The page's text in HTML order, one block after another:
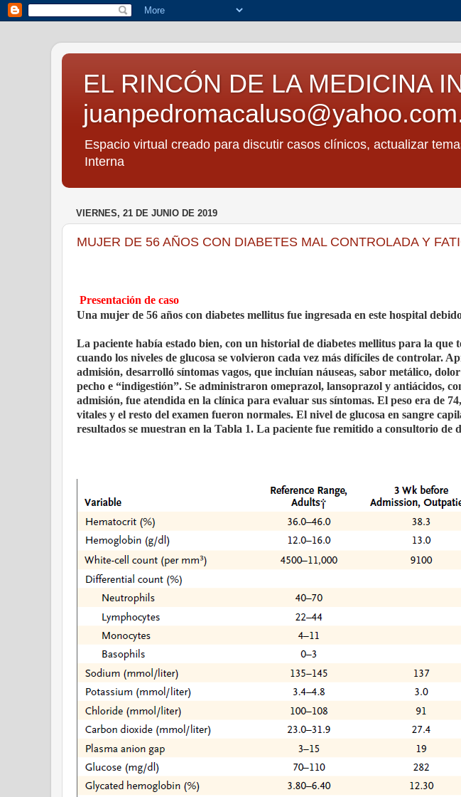
EL RINCÓN DE LA MEDICINA
Espacio virtual creado para discutir casos clínicos, actualizar
Interna
VIERNES, 21 DE JUNIO DE 2019
MUJER DE 56 AÑOS CON DIABETES MAL CONTROLADA Y
Presentación de caso
Una mujer de 56 años con diabetes mellitus fue ingresada en este hospital
La paciente había estado bien, con un historial de diabetes mellitus para la que
cuando los niveles de glucosa se volvieron cada vez más difíciles de controlar.
admisión, desarrolló síntomas vagos, que incluían náuseas, sabor metálico,
pecho e “indigestión”. Se administraron omeprazol, lansoprazol y antiácidos,
admisión, fue atendida en la clínica para evaluar sus síntomas. El peso era de
vitales y el resto del examen fueron normales. El nivel de glucosa en sangre
resultados se muestran en la Tabla 1. La paciente fue remitido a consultorio de